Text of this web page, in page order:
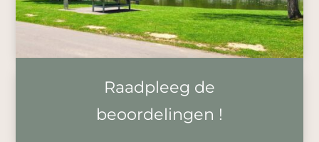
Raadpleeg de
beoordelingen !